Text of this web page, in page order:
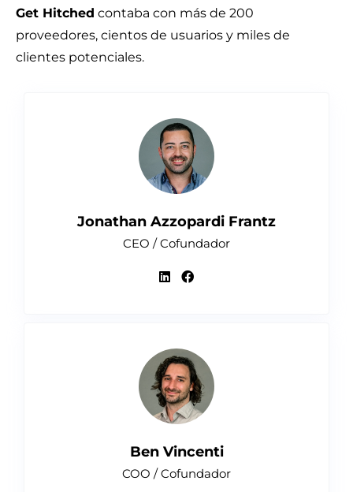
Get Hitched contaba con más de 200
proveedores, cientos de usuarios y miles de
clientes potenciales.
Jonathan Azzopardi Frantz
CEO / Cofundador
Ben Vincenti
COO / Cofundador